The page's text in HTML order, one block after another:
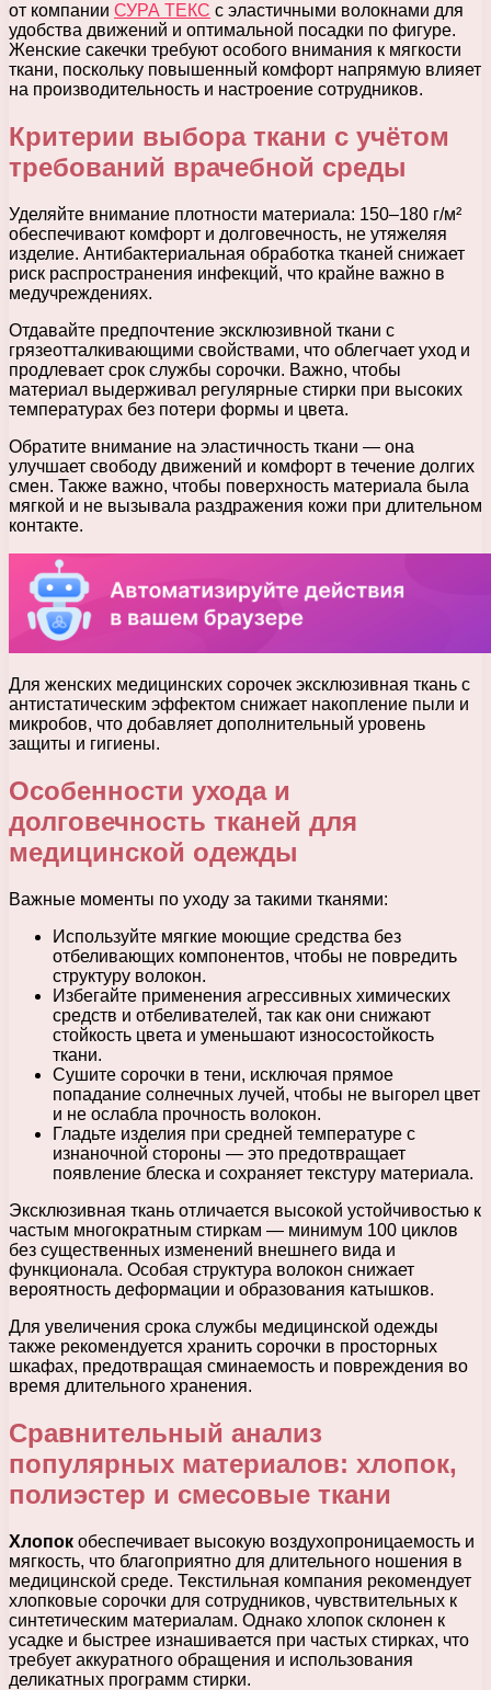
от компании СУРА ТЕКС с эластичными волокнами для
удобства движений и оптимальной посадки по фигуре.
Женские сакечки требуют особого внимания к мягкости
ткани, поскольку повышенный комфорт напрямую влияет
на производительность и настроение сотрудников.
Критерии выбора ткани с учётом
требований врачебной среды
Уделяйте внимание плотности материала: 150–180 г/м²
обеспечивают комфорт и долговечность, не утяжеляя
изделие. Антибактериальная обработка тканей снижает
риск распространения инфекций, что крайне важно в
медучреждениях.
Отдавайте предпочтение эксклюзивной ткани с
грязеотталкивающими свойствами, что облегчает уход и
продлевает срок службы сорочки. Важно, чтобы
материал выдерживал регулярные стирки при высоких
температурах без потери формы и цвета.
Обратите внимание на эластичность ткани — она
улучшает свободу движений и комфорт в течение долгих
смен. Также важно, чтобы поверхность материала была
мягкой и не вызывала раздражения кожи при длительном
контакте.
Для женских медицинских сорочек эксклюзивная ткань с
антистатическим эффектом снижает накопление пыли и
микробов, что добавляет дополнительный уровень
защиты и гигиены.
Особенности ухода и
долговечность тканей для
медицинской одежды
Важные моменты по уходу за такими тканями:
Используйте мягкие моющие средства без
отбеливающих компонентов, чтобы не повредить
структуру волокон.
Избегайте применения агрессивных химических
средств и отбеливателей, так как они снижают
стойкость цвета и уменьшают износостойкость
ткани.
Сушите сорочки в тени, исключая прямое
попадание солнечных лучей, чтобы не выгорел цвет
и не ослабла прочность волокон.
Гладьте изделия при средней температуре с
изнаночной стороны — это предотвращает
появление блеска и сохраняет текстуру материала.
Эксклюзивная ткань отличается высокой устойчивостью к
частым многократным стиркам — минимум 100 циклов
без существенных изменений внешнего вида и
функционала. Особая структура волокон снижает
вероятность деформации и образования катышков.
Для увеличения срока службы медицинской одежды
также рекомендуется хранить сорочки в просторных
шкафах, предотвращая сминаемость и повреждения во
время длительного хранения.
Сравнительный анализ
популярных материалов: хлопок,
полиэстер и смесовые ткани
Хлопок обеспечивает высокую воздухопроницаемость и
мягкость, что благоприятно для длительного ношения в
медицинской среде. Текстильная компания рекомендует
хлопковые сорочки для сотрудников, чувствительных к
синтетическим материалам. Однако хлопок склонен к
усадке и быстрее изнашивается при частых стирках, что
требует аккуратного обращения и использования
деликатных программ стирки.